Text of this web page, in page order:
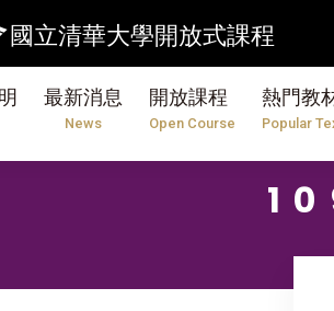
國立清華大學開放式課程
最新消息
News
開放課程
Open Course
熱門教
Popular